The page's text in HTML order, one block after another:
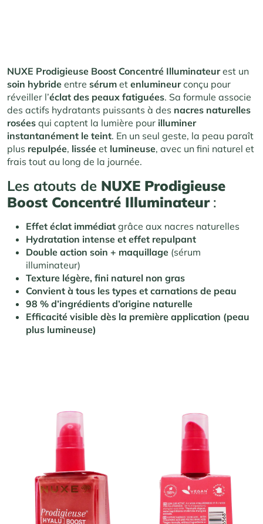
NUXE Prodigieuse Boost Concentré Illuminateurest un
soin hybride entre sérum et enlumineurconçu pour
réveiller l’éclat des peaux fatiguées. Sa formule associe
des actifs hydratants puissants à des nacres naturelles
rosées qui captent la lumière pour illuminer
instantanément le teint. En un seul geste, la peau paraît
plus repulpée, lissée et lumineuse, avec un fini naturel et
frais tout au long de la journée.
Les atouts de NUXE Prodigieuse
Boost Concentré Illuminateur:
Effet éclat immédiat grâce aux nacres naturelles
Hydratation intense et effet repulpant
Double action soin + maquillage (sérum
illuminateur)
Texture légère, fini naturel non gras
Convient à tous les types et carnations de peau
98 % d’ingrédients d’origine naturelle
Efficacité visible dès la première application (peau
plus lumineuse)